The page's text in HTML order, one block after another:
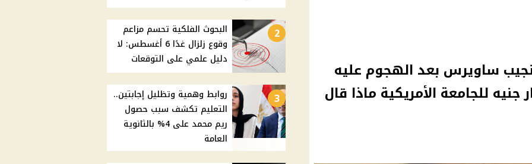
ساويرس بعد الهجوم عليه
عائلته بـ1.5 مليار جنيه للجامعة الأمريكية ماذا قال
2
البحوث الفلكية تحسم مزاعم
وقوع زلزال غدًا 6 أغسطس: لا
دليل علمي على التوقعات
3
روابط وهمية وتظليل إجابتين..
التعليم تكشف سبب حصول
ريم محمد على 4% بالثانوية
العامة